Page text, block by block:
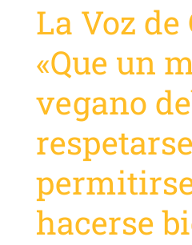
La Voz
«Que un
vegano
hacerse